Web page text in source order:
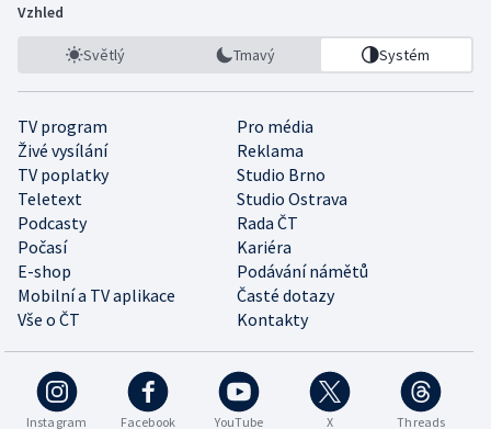
Vzhled
Světlý Tmavý Systém
TV program
Pro média
Živé vysílání
Reklama
TV poplatky
Studio Brno
Teletext
Studio Ostrava
Podcasty
Rada ČT
Počasí
Kariéra
E-shop
Podávání námětů
Mobilní a TV aplikace
Časté dotazy
Vše o ČT
Kontakty
Instagram Facebook YouTube X Threads